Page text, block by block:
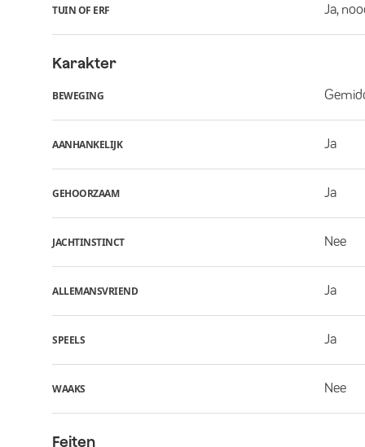
TUIN OF ERF Ja,
Karakter
BEWEGING
AANHANKELIJK Ja
GEHOORZAAM Ja
JACHTINSTINCT Nee
ALLEMANSVRIEND Ja
SPEELS Ja
WAAKS Nee
Feiten